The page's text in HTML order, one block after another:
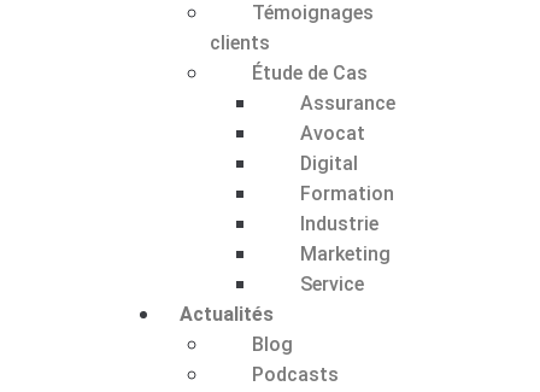
Témoignages
clients
Étude de Cas
Assurance
Avocat
Digital
Formation
Industrie
Marketing
Service
Actualités
Blog
Podcasts